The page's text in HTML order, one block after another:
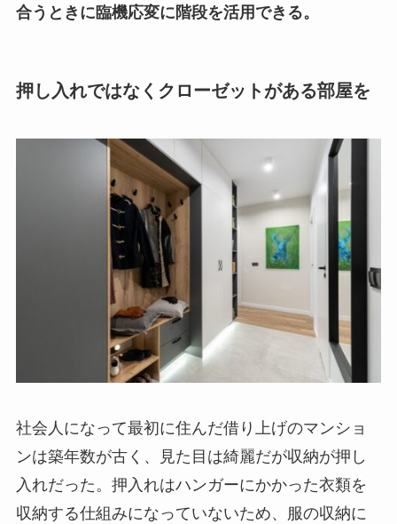
合うときに臨機応変に階段を活用できる。
押し入れではなくクローゼットがある部屋を
社会人になって最初に住んだ借り上げのマンショ
ンは築年数が古く、見た目は綺麗だが収納が押し
入れだった。押入れはハンガーにかかった衣類を
収納する仕組みになっていないため、服の収納に